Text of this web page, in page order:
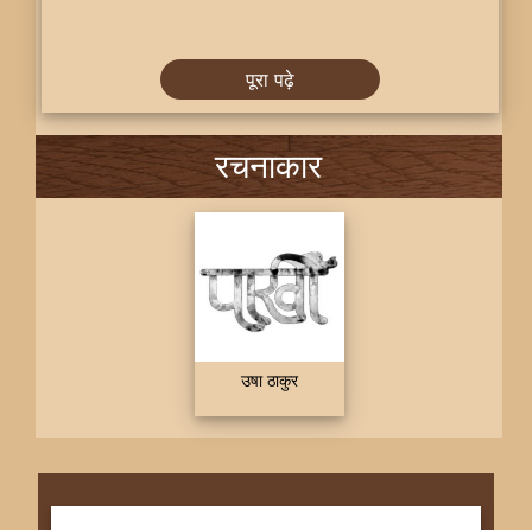
पूरा पढ़े
रचनाकार
उषा ठाकुर